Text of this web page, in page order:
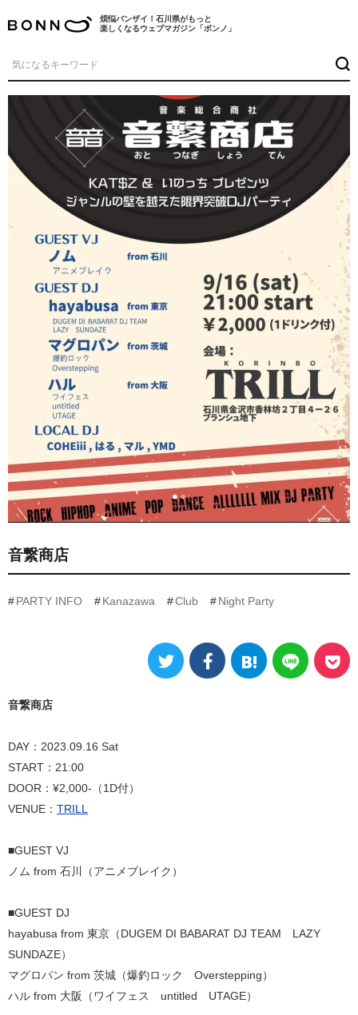
煩悩バンザイ！石川県がもっと
楽しくなるウェブマガジン「ボンノ」
音繋商店
PARTY INFO Kanazawa Club Night Party
音繋商店
DAY：2023.09.16 Sat
START：21:00
DOOR：¥2,000-（1D付）
VENUE： TRILL
■GUEST VJ
ノム from 石川（アニメブレイク）
■GUEST DJ
hayabusa from 東京（DUGEM DI BABARAT DJ TEAM LAZY
SUNDAZE）
マグロパン from 茨城（爆釣ロック Overstepping）
ハル from 大阪（ワイフェス untitled UTAGE）